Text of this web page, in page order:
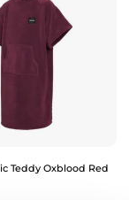
Teddy Oxblood Red